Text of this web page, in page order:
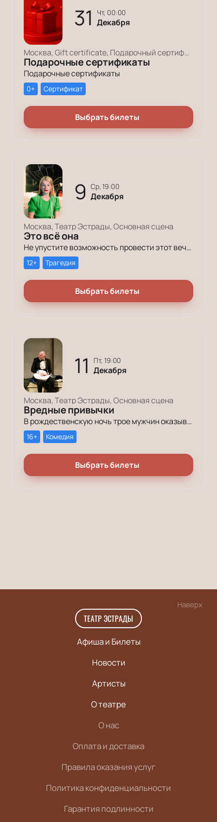
31 чт, 00:00
Декабря
Москва, Gift certificate, Подарочный сертификат
Подарочные сертификаты
Подарочные сертификаты
0+ Сертификат
Выбрать билеты
9 ср, 19:00
Декабря
Москва, Театр Эстрады, Основная сцена
Это всё она
Не упустите возможность провести этот вечер в компании героев постановки «Это всё она»!
12+ Трагедия
Выбрать билеты
11 пт, 19:00
Декабря
Москва, Театр Эстрады, Основная сцена
Вредные привычки
В рождественскую ночь трое мужчин оказываются в КПЗ за административные правонарушения. Один – за курение в неположенном месте, второй – за алкогольное опьянение, третий – за превышение скорости.
16+ Комедия
Выбрать билеты
Наверх
ТЕАТР ЭСТРАДЫ
Афиша и Билеты
Новости
Артисты
О театре
О нас
Оплата и доставка
Правила оказания услуг
Политика конфиденциальности
Гарантия подлинности